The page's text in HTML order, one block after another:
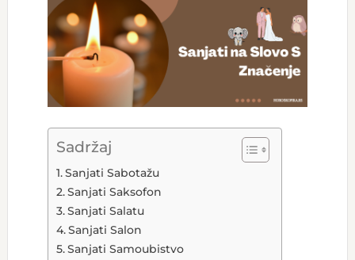
Sadržaj
Sanjati Sabotažu
Sanjati Saksofon
Sanjati Salatu
Sanjati Salon
Sanjati Samoubistvo